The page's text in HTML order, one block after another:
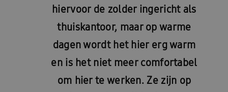
hiervoor de zolder ingericht als
thuiskantoor, maar op warme
dagen wordt het hier erg warm
en is het niet meer comfortabel
om hier te werken. Ze zijn op